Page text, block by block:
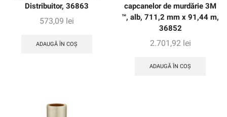
Distribuitor, 36863
573,09 lei
ADAUGĂ ÎN COȘ
capcanelor de murdărie 3M
™, alb, 711,2 mm x 91,44 m,
36852
2.701,92 lei
ADAUGĂ ÎN COȘ